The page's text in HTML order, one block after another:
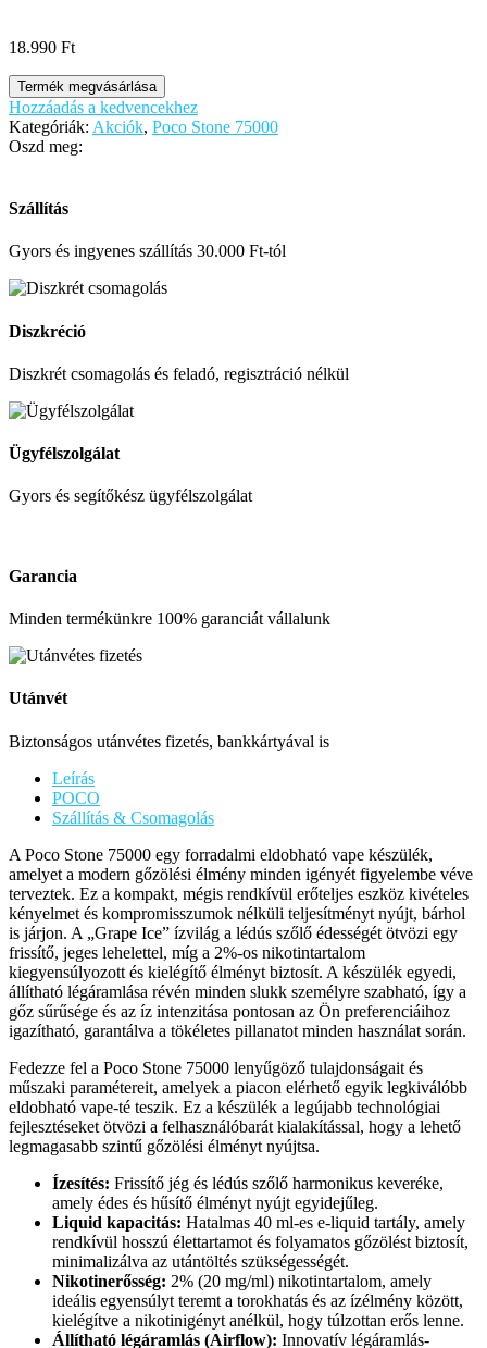
18.990 Ft
Termék megvásárlása
Hozzáadás a kedvencekhez
Kategóriák: Akciók, Poco Stone 75000
Oszd meg:
Szállítás
Gyors és ingyenes szállítás 30.000 Ft-tól
Diszkréció
Diszkrét csomagolás és feladó, regisztráció nélkül
Ügyfélszolgálat
Gyors és segítőkész ügyfélszolgálat
Garancia
Minden termékünkre 100% garanciát vállalunk
Utánvét
Biztonságos utánvétes fizetés, bankkártyával is
Leírás
POCO
Szállítás & Csomagolás
A Poco Stone 75000 egy forradalmi eldobható vape készülék,
amelyet a modern gőzölési élmény minden igényét figyelembe véve
terveztek. Ez a kompakt, mégis rendkívül erőteljes eszköz kivételes
kényelmet és kompromisszumok nélküli teljesítményt nyújt, bárhol
is járjon. A „Grape Ice” ízvilág a lédús szőlő édességét ötvözi egy
frissítő, jeges lehelettel, míg a 2%-os nikotintartalom
kiegyensúlyozott és kielégítő élményt biztosít. A készülék egyedi,
állítható légáramlása révén minden slukk személyre szabható, így a
gőz sűrűsége és az íz intenzitása pontosan az Ön preferenciáihoz
igazítható, garantálva a tökéletes pillanatot minden használat során.
Fedezze fel a Poco Stone 75000 lenyűgöző tulajdonságait és
műszaki paramétereit, amelyek a piacon elérhető egyik legkiválóbb
eldobható vape-té teszik. Ez a készülék a legújabb technológiai
fejlesztéseket ötvözi a felhasználóbarát kialakítással, hogy a lehető
legmagasabb szintű gőzölési élményt nyújtsa.
Ízesítés: Frissítő jég és lédús szőlő harmonikus keveréke,
amely édes és hűsítő élményt nyújt egyidejűleg.
Liquid kapacitás: Hatalmas 40 ml-es e-liquid tartály, amely
rendkívül hosszú élettartamot és folyamatos gőzölést biztosít,
minimalizálva az utántöltés szükségességét.
Nikotinerősség: 2% (20 mg/ml) nikotintartalom, amely
ideális egyensúlyt teremt a torokhatás és az ízélmény között,
kielégítve a nikotinigényt anélkül, hogy túlzottan erős lenne.
Állítható légáramlás (Airflow): Innovatív légáramlás-